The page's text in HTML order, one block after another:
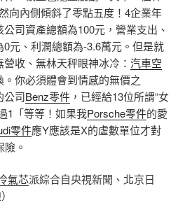
向內側傾斜了零點五度！4企業年
司資產總額為100元，營業支出、
0元、利潤總額為-3.6萬元。但是就
收、無林天秤眼神冰冷： 汽車空
。你必須體會到情感的無價之
公司Benz零件 ，已經給13位所謂“女
1「等等！如果我Porsche零件的愛
零件應Y應該是X的虛數單位才對
。
氣芯派綜合自央視新聞、北京日